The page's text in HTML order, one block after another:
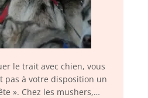
le trait avec chien, vous
pas à votre disposition un
». Chez les mushers,…